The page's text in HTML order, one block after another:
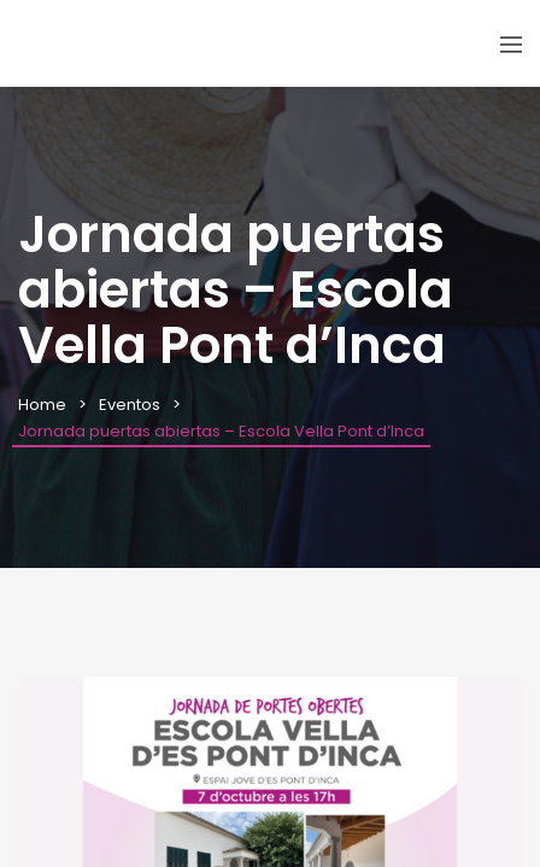
Jornada puertas
abiertas – Escola
Vella Pont d’Inca
Home
Eventos
Jornada puertas abiertas – Escola Vella Pont d’Inca